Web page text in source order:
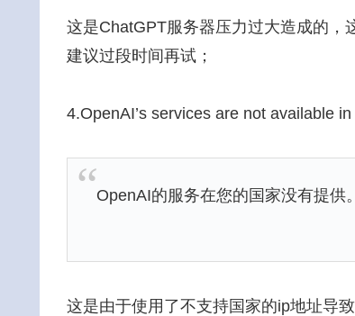
这是ChatGPT服务器压力过大造成的，
建议过段时间再试；
4.OpenAI’s services are not available
OpenAI的服务在您的国家没有提供。
这是由于使用了不支持国家的ip地址导